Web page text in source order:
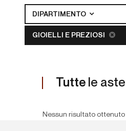
DIPARTIMENTO
GIOIELLI E PREZIOSI
Tutte le
Nessun risultato